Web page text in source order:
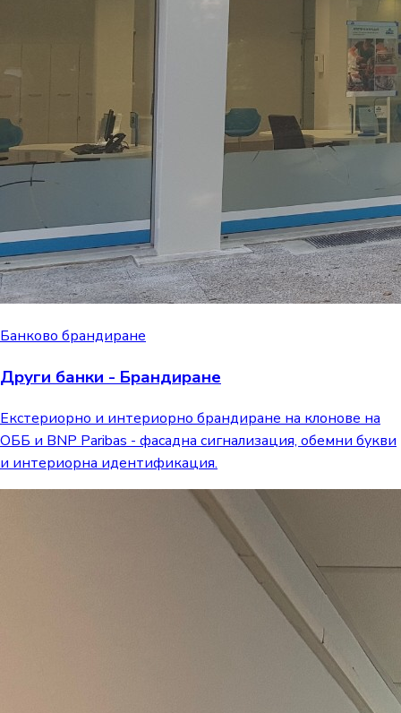
Банково брандиране
Други банки - Брандиране
Екстериорно и интериорно брандиране на клонове на
ОББ и BNP Paribas - фасадна сигнализация, обемни букви
и интериорна идентификация.